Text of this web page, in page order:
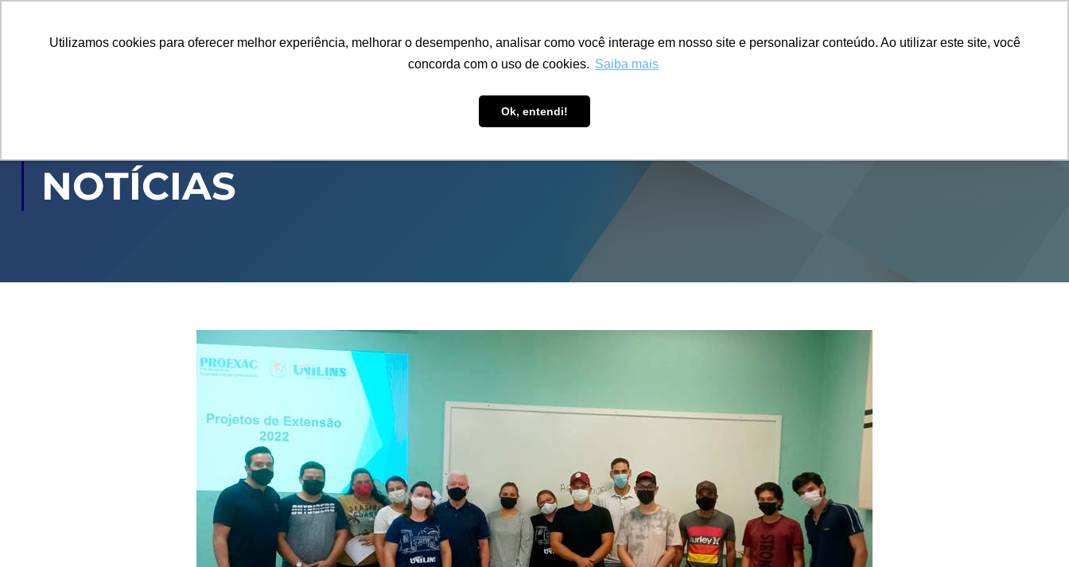
Utilizamos cookies para oferecer melhor experiência, melhorar o desempenho, analisar como você interage em nosso site e personalizar conteúdo. Ao utilizar este site, você
concorda com o uso de cookies. Saiba mais
Ok, entendi!
PÓS-GRADUAÇÃO CAPACITAÇÃO EXTENSÃO PESQUISA
NOTÍCIAS